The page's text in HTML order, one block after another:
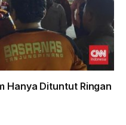
Hanya Dituntut Ringan